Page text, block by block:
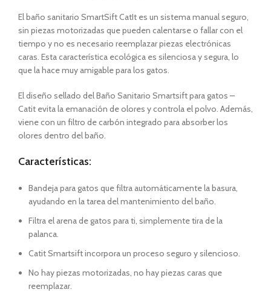
El baño sanitario SmartSift CatIt es un sistema manual seguro,
sin piezas motorizadas que pueden calentarse o fallar con el
tiempo y no es necesario reemplazar piezas electrónicas
caras. Esta característica ecológica es silenciosa y segura, lo
que la hace muy amigable para los gatos.
El diseño sellado del Baño Sanitario Smartsift para gatos –
Catit evita la emanación de olores y controla el polvo. Además,
viene con un filtro de carbón integrado para absorber los
olores dentro del baño.
Características:
Bandeja para gatos que filtra automáticamente la basura,
ayudando en la tarea del mantenimiento del baño.
Filtra el arena de gatos para ti, simplemente tira de la
palanca.
Catit Smartsift incorpora un proceso seguro y silencioso.
No hay piezas motorizadas, no hay piezas caras que
reemplazar.